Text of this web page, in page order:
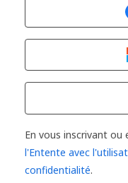
En vous inscrivant
l'Entente avec
confidentialité.